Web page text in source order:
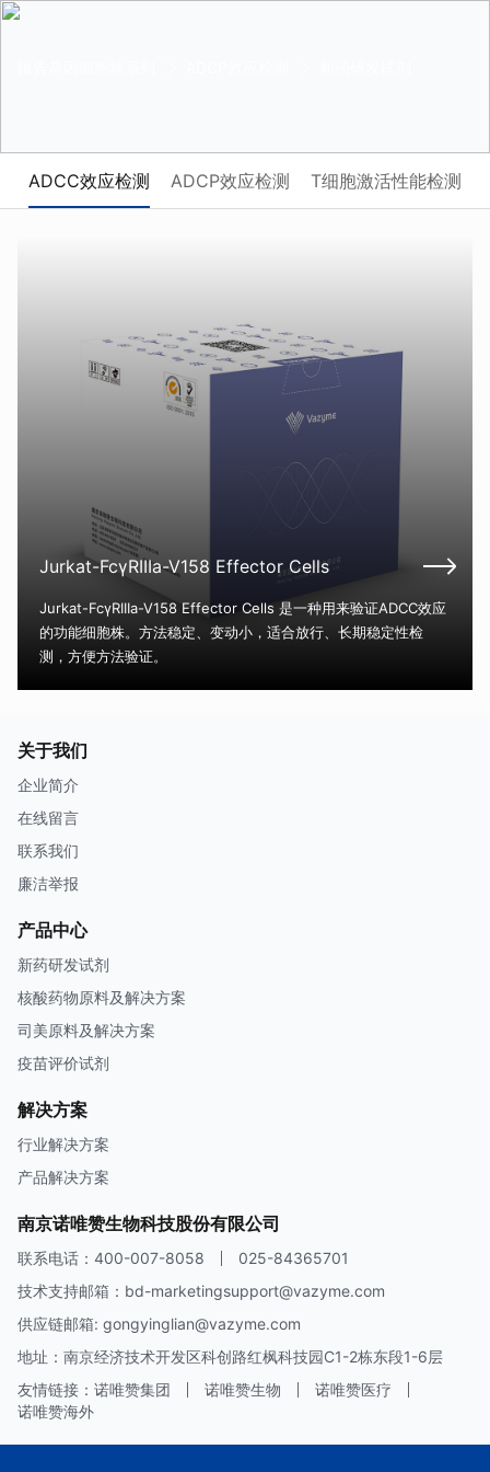
ADCC效应检测 ADCP效应检测 T细胞激活性能检测
Jurkat-FcγRIIIa-V158 Effector Cells 是一种用来验证ADCC效应
的功能细胞株。方法稳定、变动小，适合放行、长期稳定性检
测，方便方法验证。
Jurkat-FcγRIIIa-V158 Effector Cells
关于我们
企业简介
在线留言
联系我们
廉洁举报
产品中心
新药研发试剂
核酸药物原料及解决方案
司美原料及解决方案
疫苗评价试剂
解决方案
行业解决方案
产品解决方案
南京诺唯赞生物科技股份有限公司
联系电话：400-007-8058
025-84365701
技术支持邮箱：bd-marketingsupport@vazyme.com
供应链邮箱: gongyinglian@vazyme.com
地址：南京经济技术开发区科创路红枫科技园C1-2栋东段1-6层
友情链接： 诺唯赞集团 诺唯赞生物
诺唯赞医疗
诺唯赞海外